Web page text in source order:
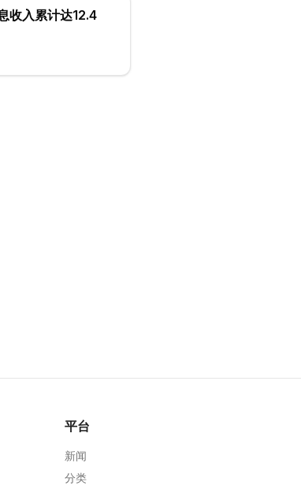
收入累计达12.4
平台
新闻
分类